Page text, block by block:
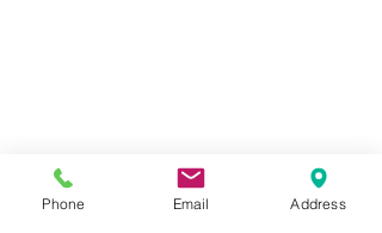
Phone Email Address